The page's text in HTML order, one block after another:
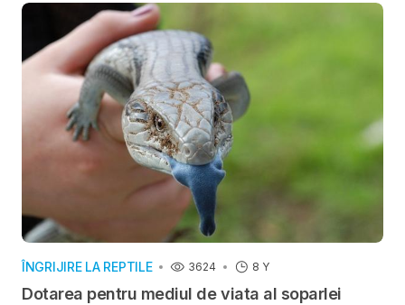
ÎNGRIJIRE LA REPTILE 3624 8 Y
Dotarea pentru mediul de viata al soparlei